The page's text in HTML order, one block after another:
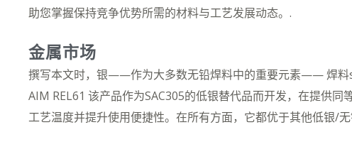
助您掌握保持竞争优势所需的材料与工艺发展动态。.
金属市场
撰写本文时，银——作为大多数无铅焊料中的重要元素——焊料
AIM REL61 该产品作为SAC305的低银替代品而开发，在提供同
工艺温度并提升使用便捷性。在所有方面，它都优于其他低银/